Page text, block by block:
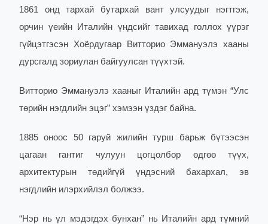
1861 онд тархай бутархай вант улсуудыг нэгтгэж,
орчин үеийн Италийн үндсийг тавихад голлох үүрэг
гүйцэтгэсэн Хоёрдугаар Витторио Эммануэлэ хааны
дурсгалд зориулан байгуулсан түүхтэй.
Витторио Эммануэлэ хааныг Италийн ард түмэн “Улс
төрийн нэгдлийн эцэг” хэмээн үздэг байна.
1885 оноос 50 гаруй жилийн турш барьж бүтээсэн
цагаан гантиг чулуун цогцолбор өдгөө түүх,
архитектурын төдийгүй үндэсний бахархал, эв
нэгдлийн илэрхийлэл болжээ.
“Нэр нь үл мэдэгдэх бунхан” нь Италийн ард түмний